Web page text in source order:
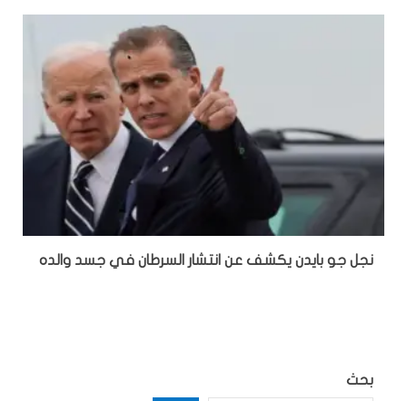
نجل جو بايدن يكشف عن انتشار السرطان في جسد والده
بحث